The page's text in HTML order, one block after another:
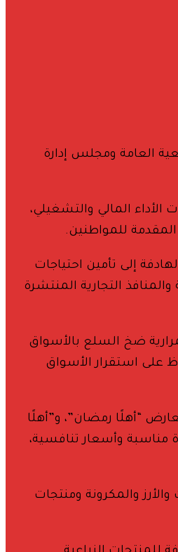
العامة ومجلس إدارة
المالي والتشغيلي،
للمواطنين.
إلى تأمين احتياجات
التجارية المنتشرة
ضخ السلع بالأسواق
على استقرار الأسواق
“أهلًا رمضان”، و”أهلًا
مناسبة وأسعار تنافسية،
والمكرونة ومنتجات